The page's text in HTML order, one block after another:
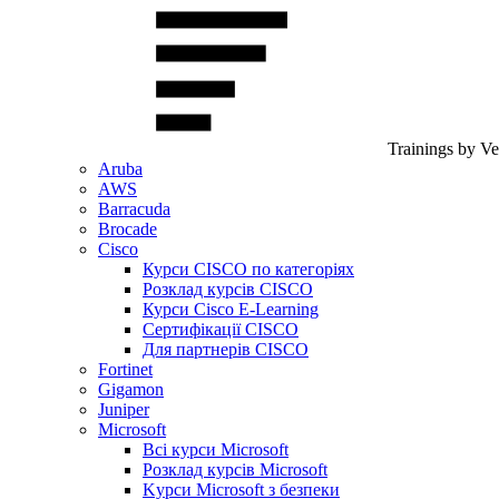
Trainings by
Aruba
AWS
Barracuda
Brocade
Cisco
Курси CISCO по категоріях
Розклад курсів CISCO
Курси Cisco E-Learning
Сертифікації CISCO
Для партнерів CISCO
Fortinet
Gigamon
Juniper
Microsoft
Всі курси Microsoft
Розклад курсів Microsoft
Kyрси Microsoft з безпеки